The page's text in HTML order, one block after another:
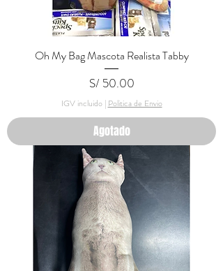
Oh My Bag Mascota Realista Tabby
Precio
S/ 50.00
IGV incluido| Politica de Envio
Agotado